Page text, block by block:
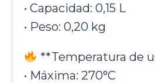
• Capacidad: 0,15 L
• Peso: 0,20 kg
**Temperatura de
• Máxima: 270°C